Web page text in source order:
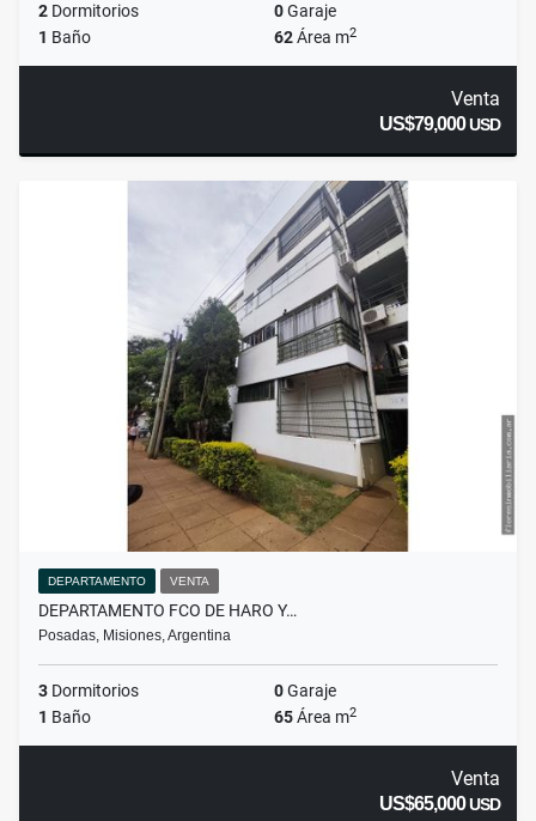
2 Dormitorios 0Garaje
1 Baño 62Área m2
Venta
US$79,000USD
DEPARTAMENTO VENTA
DEPARTAMENTO FCO DE HARO Y…
Posadas, Misiones, Argentina
3 Dormitorios 0Garaje
1 Baño 65Área m2
Venta
US$65,000USD